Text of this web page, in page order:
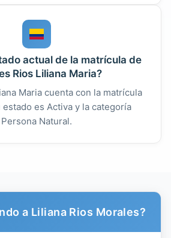
actual de la matrícula de
Rios Liliana Maria?
Maria cuenta con la matrícula
es Activa y la categoría
Persona Natural.
a Liliana Rios Morales?